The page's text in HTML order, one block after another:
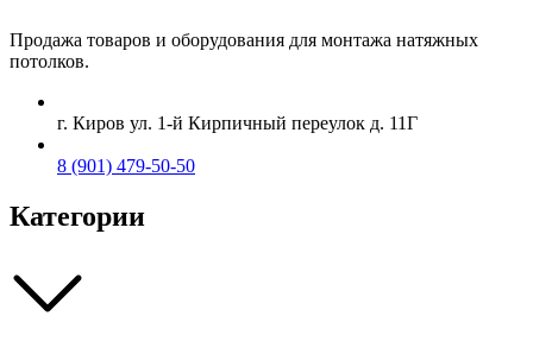
Продажа товаров и оборудования для монтажа натяжных
потолков.
г. Киров ул. 1-й Кирпичный переулок д. 11Г
8 (901) 479-50-50
Категории